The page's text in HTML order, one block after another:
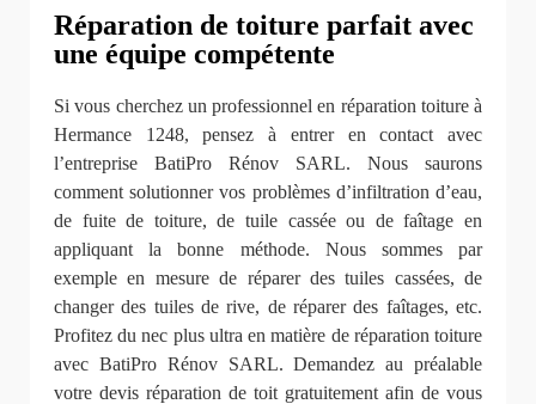
Réparation de toiture parfait avec
une équipe compétente
Si vous cherchez un professionnel en réparation toiture à
Hermance 1248, pensez à entrer en contact avec
l’entreprise BatiPro Rénov SARL. Nous saurons
comment solutionner vos problèmes d’infiltration d’eau,
de fuite de toiture, de tuile cassée ou de faîtage en
appliquant la bonne méthode. Nous sommes par
exemple en mesure de réparer des tuiles cassées, de
changer des tuiles de rive, de réparer des faîtages, etc.
Profitez du nec plus ultra en matière de réparation toiture
avec BatiPro Rénov SARL. Demandez au préalable
votre devis réparation de toit gratuitement afin de vous